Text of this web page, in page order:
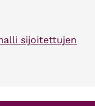
sijoitettujen